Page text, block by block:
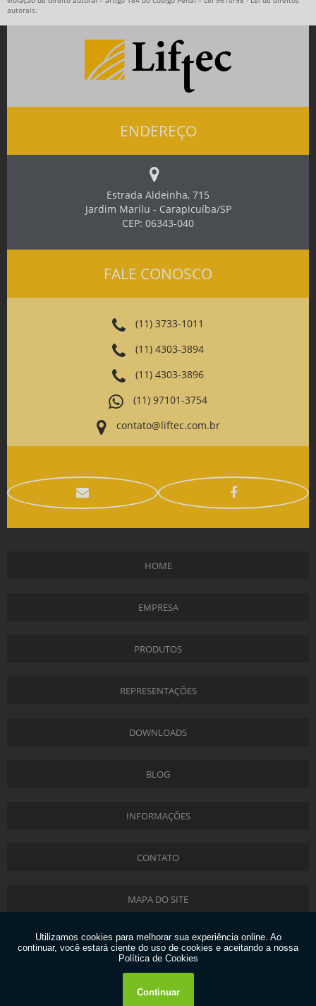
autorais.
ENDEREÇO
FALE CONOSCO
Estrada Aldeinha, 715
Jardim Marilu - Carapicuíba/SP
CEP: 06343-040
(11) 3733-1011
(11) 4303-3894
(11) 4303-3896
(11) 97101-3754
contato@liftec.com.br
HOME
EMPRESA
PRODUTOS
REPRESENTAÇÕES
DOWNLOADS
BLOG
INFORMAÇÕES
CONTATO
MAPA DO SITE
Copyright © Liftec. (Lei 9610 de 19/02/1998)
W3C